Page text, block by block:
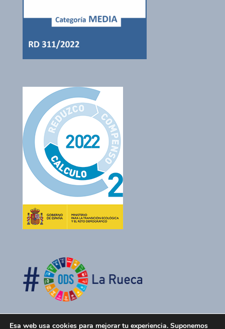
Esa web usa cookies para mejorar tu experiencia. Suponemos